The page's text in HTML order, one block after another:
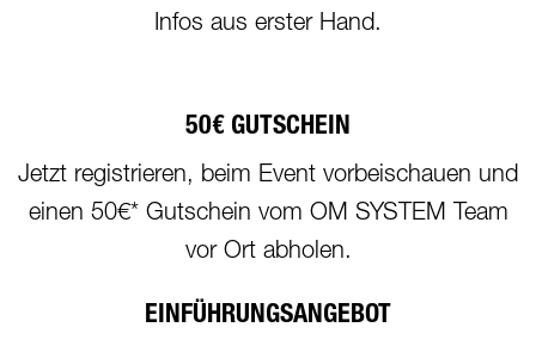
Infos aus erster Hand.
50€ GUTSCHEIN
Jetzt registrieren, beim Event vorbeischauen und
einen 50€* Gutschein vom OM SYSTEM Team
vor Ort abholen.
EINFÜHRUNGSANGEBOT